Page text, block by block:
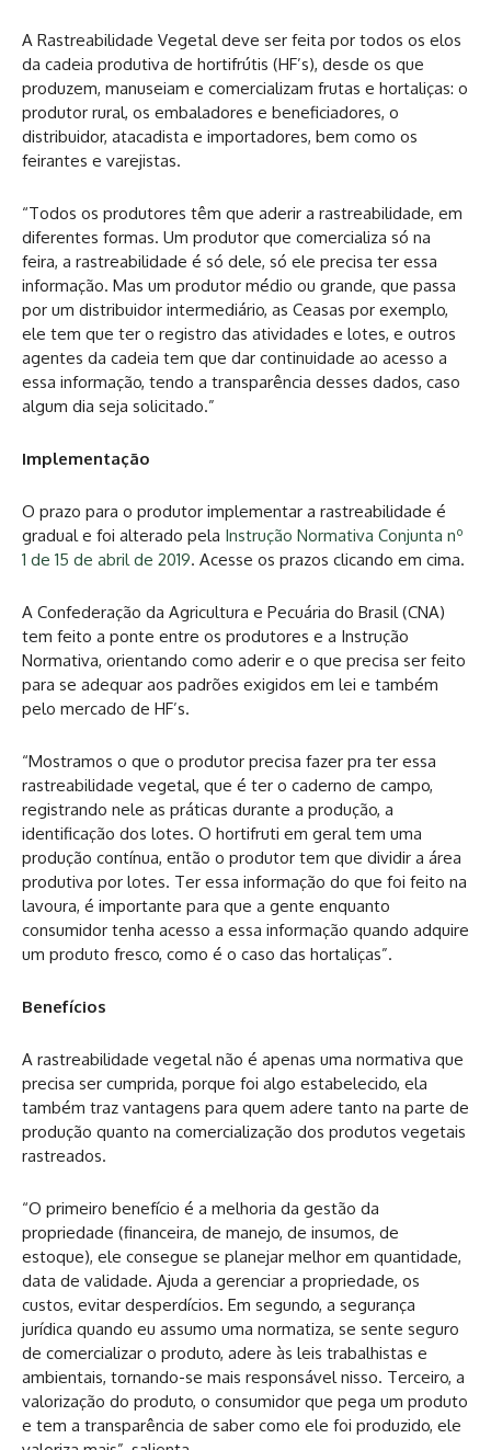
A Rastreabilidade Vegetal deve ser feita por todos os elos
da cadeia produtiva de hortifrútis (HF’s), desde os que
produzem, manuseiam e comercializam frutas e hortaliças: o
produtor rural, os embaladores e beneficiadores, o
distribuidor, atacadista e importadores, bem como os
feirantes e varejistas.
“Todos os produtores têm que aderir a rastreabilidade, em
diferentes formas. Um produtor que comercializa só na
feira, a rastreabilidade é só dele, só ele precisa ter essa
informação. Mas um produtor médio ou grande, que passa
por um distribuidor intermediário, as Ceasas por exemplo,
ele tem que ter o registro das atividades e lotes, e outros
agentes da cadeia tem que dar continuidade ao acesso a
essa informação, tendo a transparência desses dados, caso
algum dia seja solicitado.”
Implementação
O prazo para o produtor implementar a rastreabilidade é
gradual e foi alterado pela Instrução Normativa Conjunta nº
1 de 15 de abril de 2019. Acesse os prazos clicando em cima.
A Confederação da Agricultura e Pecuária do Brasil (CNA)
tem feito a ponte entre os produtores e a Instrução
Normativa, orientando como aderir e o que precisa ser feito
para se adequar aos padrões exigidos em lei e também
pelo mercado de HF’s.
“Mostramos o que o produtor precisa fazer pra ter essa
rastreabilidade vegetal, que é ter o caderno de campo,
registrando nele as práticas durante a produção, a
identificação dos lotes. O hortifruti em geral tem uma
produção contínua, então o produtor tem que dividir a área
produtiva por lotes. Ter essa informação do que foi feito na
lavoura, é importante para que a gente enquanto
consumidor tenha acesso a essa informação quando adquire
um produto fresco, como é o caso das hortaliças”.
Benefícios
A rastreabilidade vegetal não é apenas uma normativa que
precisa ser cumprida, porque foi algo estabelecido, ela
também traz vantagens para quem adere tanto na parte de
produção quanto na comercialização dos produtos vegetais
rastreados.
“O primeiro benefício é a melhoria da gestão da
propriedade (financeira, de manejo, de insumos, de
estoque), ele consegue se planejar melhor em quantidade,
data de validade. Ajuda a gerenciar a propriedade, os
custos, evitar desperdícios. Em segundo, a segurança
jurídica quando eu assumo uma normatiza, se sente seguro
de comercializar o produto, adere às leis trabalhistas e
ambientais, tornando-se mais responsável nisso. Terceiro, a
valorização do produto, o consumidor que pega um produto
e tem a transparência de saber como ele foi produzido, ele